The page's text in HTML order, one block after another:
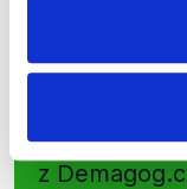
Sociální
Nenechte si
z